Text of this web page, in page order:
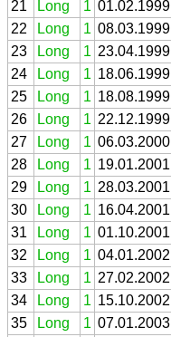
21
Long 1 01.02.1999
22
Long 1 08.03.1999
23
Long 1 23.04.1999
24
Long 1 18.06.1999
25
Long 1 18.08.1999
26
Long 1 22.12.1999
27
Long 1 06.03.2000
28
Long 1 19.01.2001
29
Long 1 28.03.2001
30
Long 1 16.04.2001
31
Long 1 01.10.2001
32
Long 1 04.01.2002
33
Long 1 27.02.2002
34
Long 1 15.10.2002
35
Long 1 07.01.2003